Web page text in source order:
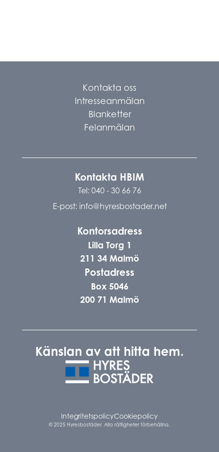
Kontakta oss
Intresseanmälan
Blanketter
Felanmälan
Kontakta HBIM
Tel: 040 - 30 66 76
E-post: info@hyresbostader.net
Kontorsadress
Lilla Torg 1
211 34 Malmö
Postadress
Box 5046
200 71 Malmö
Känslan av att hitta hem.
IntegritetspolicyCookiepolicy
© 2025 Hyresbostäder. Alla rättigheter förbehållna.